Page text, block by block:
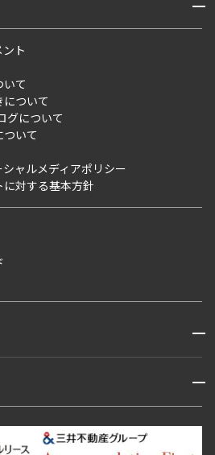
再検索
以外）
で
仲介事業部取り扱い物件入居申込
ト
て
ついて
グについて
いて
ャルメディアポリシー
対する基本方針
開閉
坂・飯田橋
三田・芝・浜松町
開閉
江東区 台東区 墨田区
中野区